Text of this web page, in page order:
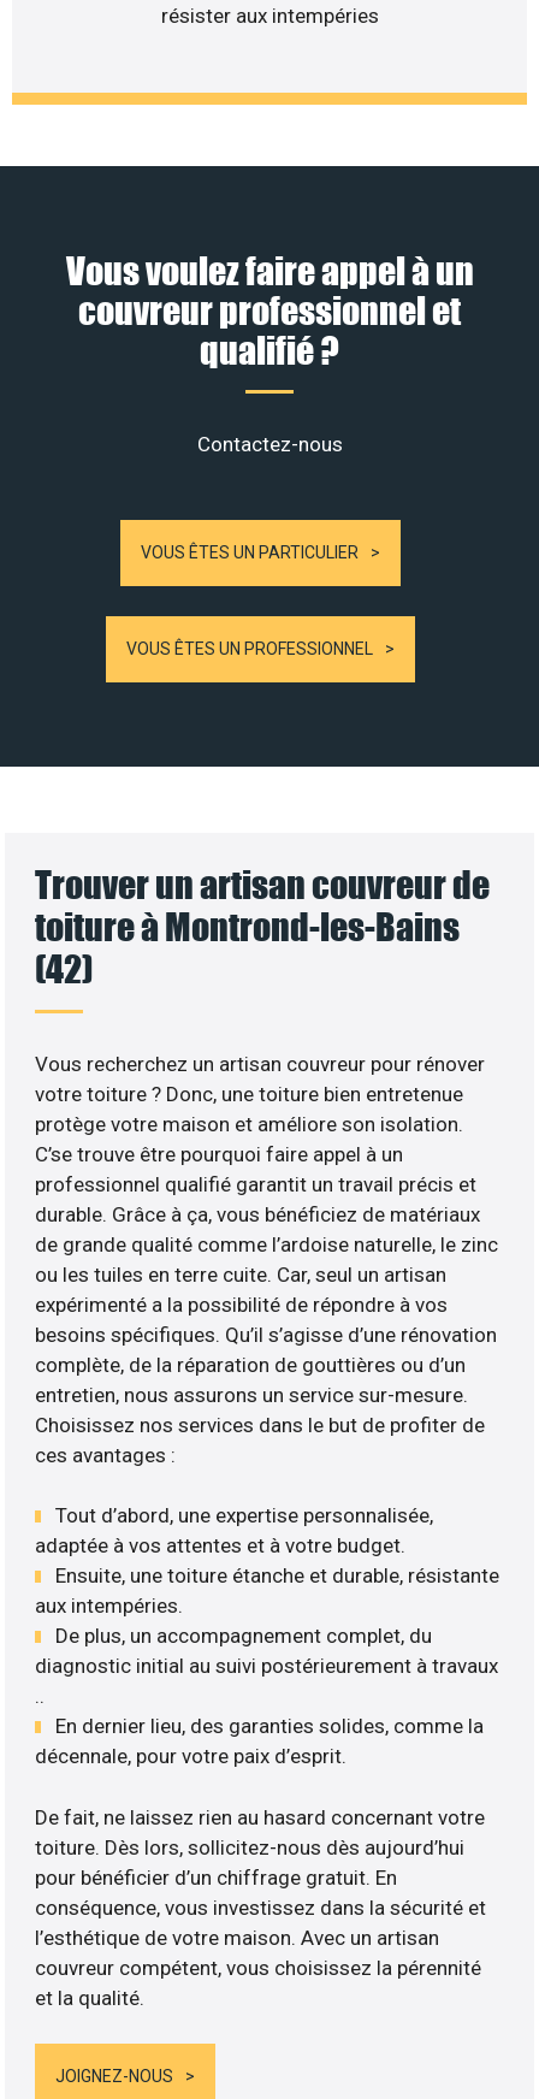
résister aux intempéries
Vous voulez faire appel à un
couvreur professionnel et
qualifié ?
Contactez-nous
VOUS ÊTES UN PARTICULIER
VOUS ÊTES UN PROFESSIONNEL
Trouver un artisan couvreur de
toiture à Montrond-les-Bains
(42)
Vous recherchez un artisan couvreur pour rénover
votre toiture ? Donc, une toiture bien entretenue
protège votre maison et améliore son isolation.
C’se trouve être pourquoi faire appel à un
professionnel qualifié garantit un travail précis et
durable. Grâce à ça, vous bénéficiez de matériaux
de grande qualité comme l’ardoise naturelle, le zinc
ou les tuiles en terre cuite. Car, seul un artisan
expérimenté a la possibilité de répondre à vos
besoins spécifiques. Qu’il s’agisse d’une rénovation
complète, de la réparation de gouttières ou d’un
entretien, nous assurons un service sur-mesure.
Choisissez nos services dans le but de profiter de
ces avantages :
Tout d’abord, une expertise personnalisée,
adaptée à vos attentes et à votre budget.
Ensuite, une toiture étanche et durable, résistante
aux intempéries.
De plus, un accompagnement complet, du
diagnostic initial au suivi postérieurement à travaux
..
En dernier lieu, des garanties solides, comme la
décennale, pour votre paix d’esprit.
De fait, ne laissez rien au hasard concernant votre
toiture. Dès lors, sollicitez-nous dès aujourd’hui
pour bénéficier d’un chiffrage gratuit. En
conséquence, vous investissez dans la sécurité et
l’esthétique de votre maison. Avec un artisan
couvreur compétent, vous choisissez la pérennité
et la qualité.
JOIGNEZ-NOUS